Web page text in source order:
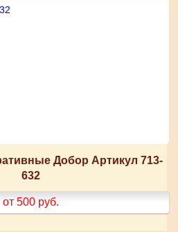
Добор Артикул 713-
632
от 500 руб.